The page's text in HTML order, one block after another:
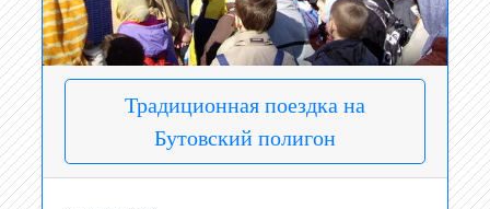
Традиционная поездка на
Бутовский полигон